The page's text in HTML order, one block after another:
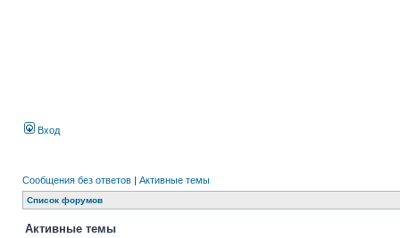
Вход
Сообщения без ответов | Активные темы
Список форумов
Активные темы